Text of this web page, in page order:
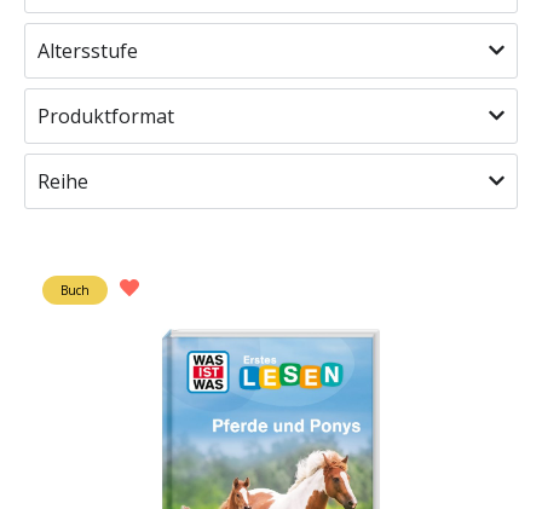
Altersstufe
Produktformat
Reihe
Buch